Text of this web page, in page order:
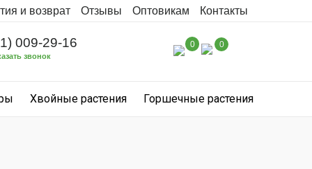
и возврат Отзывы Оптовикам Контакты
009-29-16
звонок
0 0
Хвойные растения Горшечные растения